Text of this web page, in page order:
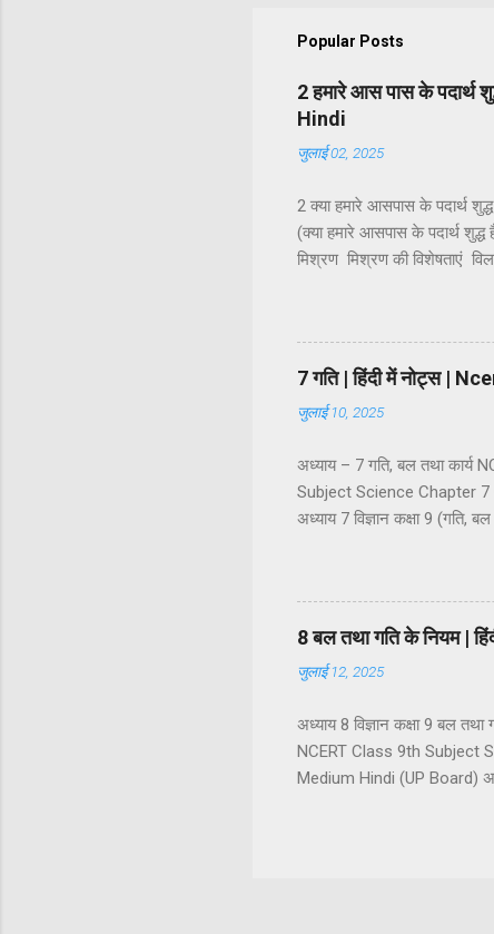
Popular Posts
2 हमारे आस पास के
Hindi
जुलाई 02, 2025
2 क्या हमारे आसपास के पदार्थ
(क्या हमारे आसपास के पदार्थ
मिश्रण मिश्रण की विशेषताएं
अनिश्चित अनुपात में मिलाया
7 गति | हिंदी में नोट्स |
जुलाई 10, 2025
अध्याय – 7 गति, बल तथा
Subject Science Chapter 7
अध्याय 7 विज्ञान कक्षा 9 (गति,
सरल रेखीय गति एक समान
असमान चाल असमान चाल के
वेग के प्रकार ...
8 बल तथा गति के नियम |
जुलाई 12, 2025
अध्याय 8 विज्ञान कक्षा 9 बल
NCERT Class 9th Subject
Medium Hindi (UP Board)
अस्पर्शीय बल स्पर्शीय बल